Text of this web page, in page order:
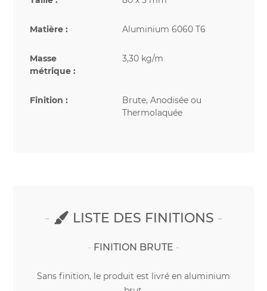
Matière : Aluminium 6060 T6
Masse
métrique :
3,30 kg/m
Finition :
Brute, Anodisée ou
Thermolaquée
LISTE DES FINITIONS
FINITION BRUTE
Sans finition, le produit est livré en aluminium